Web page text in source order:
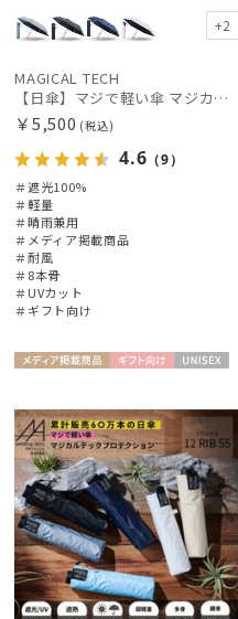
手袋・アームカバー
その他
カラー
在庫表示
販売状況
入荷状況
+2
MAGICAL TECH
【日傘】マジで軽い傘 マジカルテックプロテクション（MAGICAL TECH PROTECTION）Tough W rib55cm 耐風 軽量 遮光100
￥5,500 (税込)
4.6 （9）
＃遮光100%
＃軽量
＃晴雨兼用
＃メディア掲載商品
＃耐風
＃8本骨
＃UVカット
＃ギフト向け